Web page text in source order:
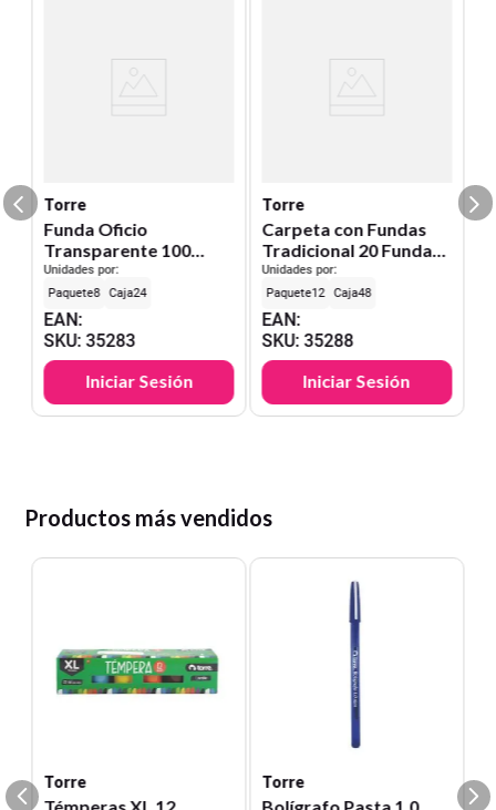
Torre
Funda Oficio
Transparente 100
Unid.
Unidades por:
8
24
EAN:
SKU:35283
Iniciar Sesión
Torre
Carpeta con Fundas
Tradicional 20 Fundas
Formato Oficio
Unidades por:
12
48
EAN:
SKU:35288
Iniciar Sesión
Productos más vendidos
Torre Torre